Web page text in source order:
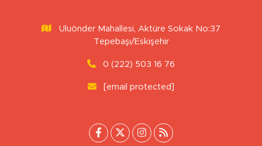
Uluönder Mahallesi, Aktüre Sokak No:37
Tepebaşı/Eskişehir
0 (222) 503 16 76
[email protected]